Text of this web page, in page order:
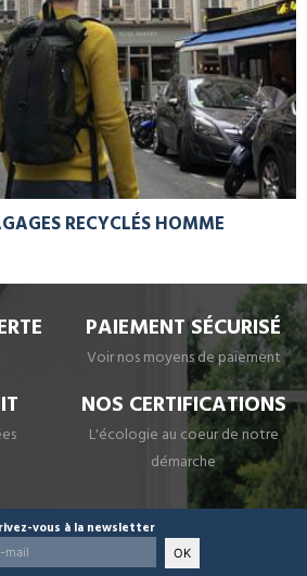
RECYCLÉS HOMME
PAIEMENT SÉCURISÉ
Voir nos moyens de paiement
NOS CERTIFICATIONS
L'écologie au coeur de notre
démarche
vous à la newsletter
OK